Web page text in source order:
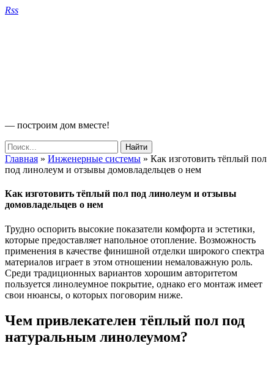
Rss
— построим дом вместе!
Главная » Инженерные системы » Как изготовить тёплый пол
под линолеум и отзывы домовладельцев о нем
Как изготовить тёплый пол под линолеум и отзывы
домовладельцев о нем
Трудно оспорить высокие показатели комфорта и эстетики,
которые предоставляет напольное отопление. Возможность
применения в качестве финишной отделки широкого спектра
материалов играет в этом отношении немаловажную роль.
Среди традиционных вариантов хорошим авторитетом
пользуется линолеумное покрытие, однако его монтаж имеет
свои нюансы, о которых поговорим ниже.
Чем привлекателен тёплый пол под
натуральным линолеумом?